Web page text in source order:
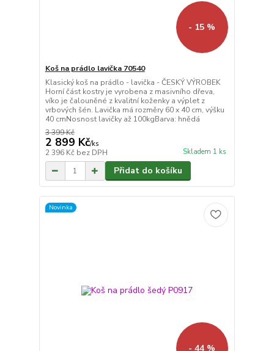
- 15 %
Koš na prádlo lavička 70540
Klasický koš na prádlo - lavička - ČESKÝ VÝROBEK
Horní část kostry je vyrobena z masivního dřeva,
víko je čalouněné z kvalitní koženky a výplet z
vrbových šén. Lavička má rozměry 60 x 40 cm, výšku
40 cmNosnost lavičky až 100kgBarva: hnědá
3 399 Kč
2 899 Kč/ks
2 396 Kč bez DPH Skladem 1 ks
Přidat do košíku
Novinka
- 44 %